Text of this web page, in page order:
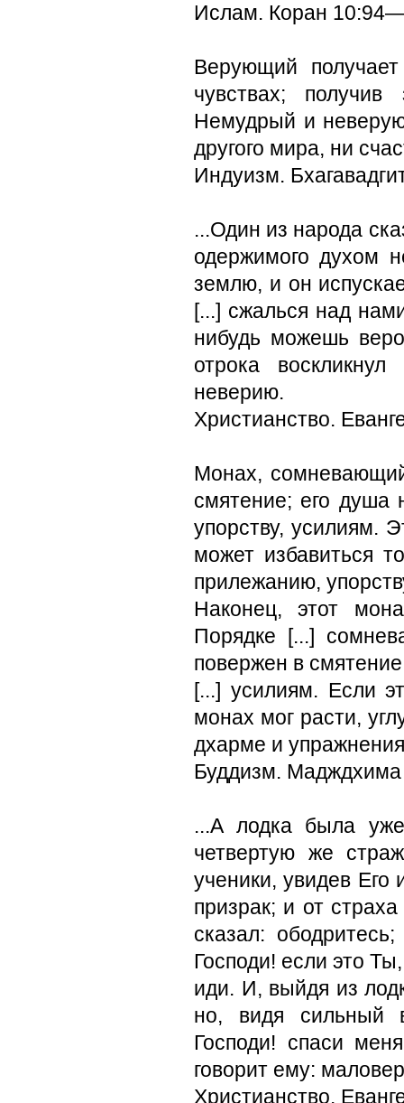
Ислам. Коран
Верующий
чувствах;
Немудрый и
другого мира, ни
Индуизм.
...Один из народа
одержимого духом
землю, и он
[...] сжалься над
нибудь можешь
отрока
неверию.
Христианство.
Монах,
смятение; его душа
упорству, усилиям.
может избавиться
прилежанию,
Наконец, этот
Порядке [...]
повержен в
[...] усилиям. Если
монах мог расти,
дхарме и
Буддизм. Мадждхима
...А лодка была
четвертую же
ученики, увидев Его
призрак; и от
сказал:
Господи! если это
иди. И, выйдя из
но, видя сильный
Господи! спаси
говорит ему:
Христианство.